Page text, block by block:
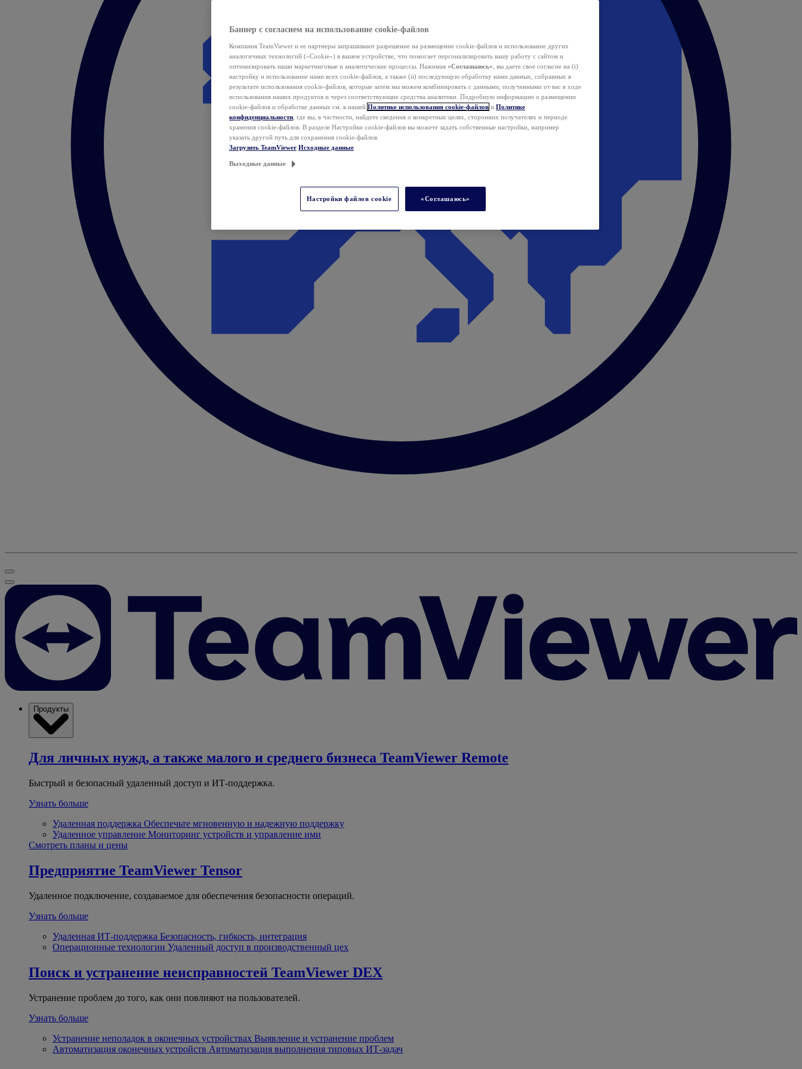
Продукты
Для личных нужд, а также малого и среднего бизнеса TeamViewer Remote
Быстрый и безопасный удаленный доступ и ИТ-поддержка.
Узнать больше
Удаленная поддержка Обеспечьте мгновенную и надежную поддержку
Удаленное управление Мониторинг устройств и управление ими
Смотреть планы и цены
Предприятие TeamViewer Tensor
Удаленное подключение, создаваемое для обеспечения безопасности операций.
Узнать больше
Удаленная ИТ-поддержка Безопасность, гибкость, интеграция
Операционные технологии Удаленный доступ в производственный цех
Поиск и устранение неисправностей TeamViewer DEX
Устранение проблем до того, как они повлияют на пользователей.
Узнать больше
Устранение неполадок в оконечных устройствах Выявление и устранение проблем
Автоматизация оконечных устройств Автоматизация выполнения типовых ИТ-задач
Баннер с согласием на использование cookie-файлов
Компания TeamViewer и ее партнеры запрашивают разрешение на размещение cookie-файлов и использование других
аналогичных технологий («Cookie») в вашем устройстве, что помогает персонализировать вашу работу с сайтом и
оптимизировать наши маркетинговые и аналитические процессы. Нажимая «Соглашаюсь» , вы даете свое согласие на (i)
настройку и использование нами всех cookie-файлов, а также (ii) последующую обработку нами данных, собранных в
результате использования cookie-файлов, которые затем мы можем комбинировать с данными, полученными от вас в ходе
использования наших продуктов и через соответствующие средства аналитики. Подробную информацию о размещении
cookie-файлов и обработке данных см. в нашей Политике использования cookie-файлов и Политике
конфиденциальности , где вы, в частности, найдете сведения о конкретных целях, сторонних получателях и периоде
хранения cookie-файлов. В разделе Настройки cookie-файлов вы можете задать собственные настройки, например
указать другой путь для сохранения cookie-файлов.
Загрузить TeamViewer Исходные данные
Выходные данные
Настройки файлов cookie «Соглашаюсь»